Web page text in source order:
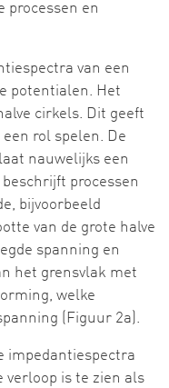
processen en
van een
potentialen. Het
cirkels. Dit geeft
rol spelen. De
nauwelijks een
processen
bijvoorbeeld
van de grote halve
spanning en
het grensvlak met
welke
(Figuur 2a).
impedantiespectra
verloop is te zien als